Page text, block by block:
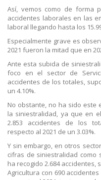
Así, vemos como de forma
accidentes laborales en las
laboral llegando hasta los
Especialmente grave es
2021 fueron la mitad que en
Ante esta subida de
foco en el sector de
accidentes de los totales,
un 4.10%.
No obstante, no ha sido este
la siniestralidad, ya que en
2.853 accidentes de los
respecto al 2021 de un 3.03%.
Y sin embargo, en otros
cifras de siniestralidad como
ha recogido 2.684 accidentes,
Agricultura con 690